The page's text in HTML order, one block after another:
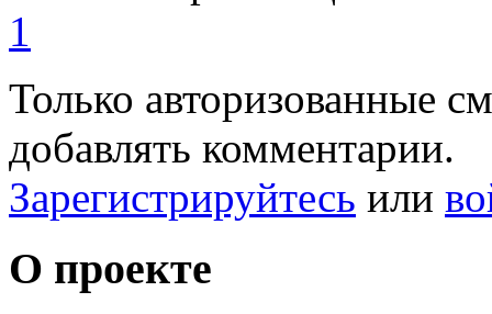
1
Только авторизованные
добавлять комментарии.
Зарегистрируйтесь или
О проекте